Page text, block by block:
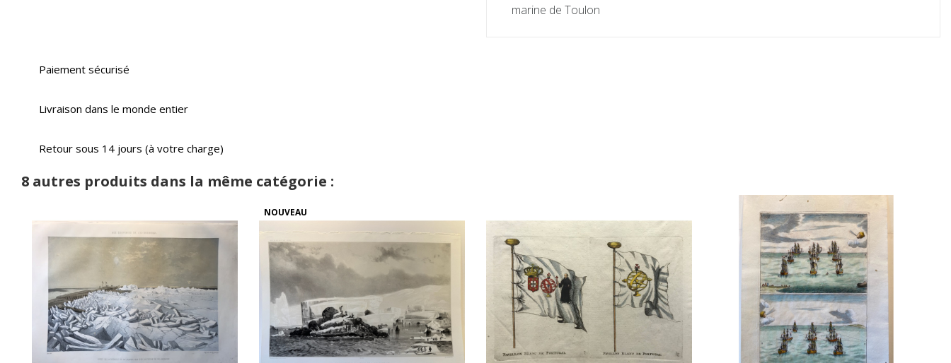
marine de Toulon
Paiement sécurisé
Livraison dans le monde entier
Retour sous 14 jours (à votre charge)
8 autres produits dans la même catégorie :
NOUVEAU